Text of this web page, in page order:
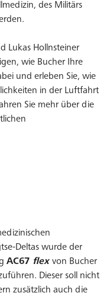
des Militärs
Lukas Hollnsteiner
wie Bucher Ihre
und erleben Sie, wie
in der Luftfahrt
Sie mehr über die
Deltas wurde der
AC67 flex von Bucher
Dieser soll nicht
zusätzlich auch die